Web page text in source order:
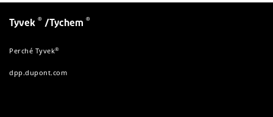
Tyvek ® /Tychem ®
Perché Tyvek®
dpp.dupont.com